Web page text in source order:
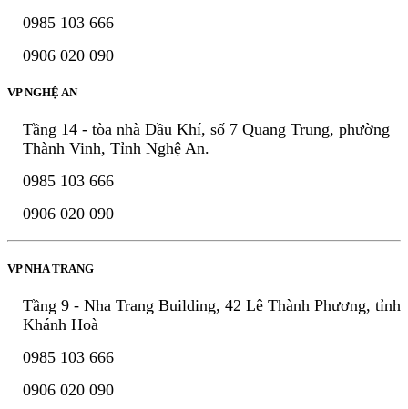
0985 103 666
0906 020 090
VP NGHỆ AN
Tầng 14 - tòa nhà Dầu Khí, số 7 Quang Trung, phường
Thành Vinh, Tỉnh Nghệ An.
0985 103 666
0906 020 090
VP NHA TRANG
Tầng 9 - Nha Trang Building, 42 Lê Thành Phương, tỉnh
Khánh Hoà
0985 103 666
0906 020 090